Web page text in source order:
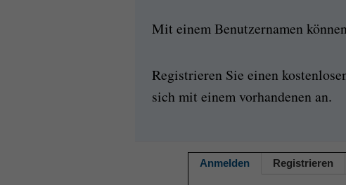
Mit einem Benutzernamen
Registrieren Sie einen
sich mit einem vorhandenen an.
Anmelden Registrieren